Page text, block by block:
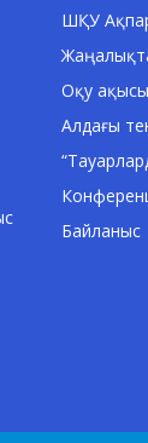
ШҚУ
Оқу
Алдағы
Байланыс